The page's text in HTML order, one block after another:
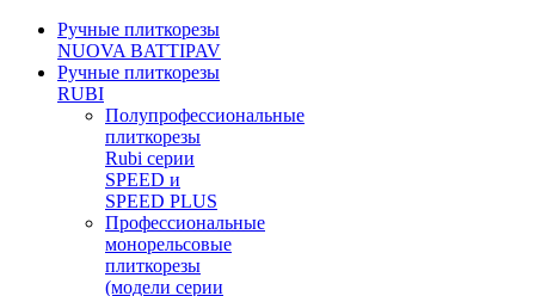
Ручные плиткорезы
NUOVA BATTIPAV
Ручные плиткорезы
RUBI
Полупрофессиональные
плиткорезы
Rubi серии
SPEED и
SPEED PLUS
Профессиональные
монорельсовые
плиткорезы
(модели серии